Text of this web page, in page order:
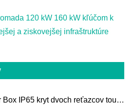
120 kW 160 kW kľúčom k
a ziskovejšej infraštruktúre
Box IP65 kryt dvoch reťazcov tou